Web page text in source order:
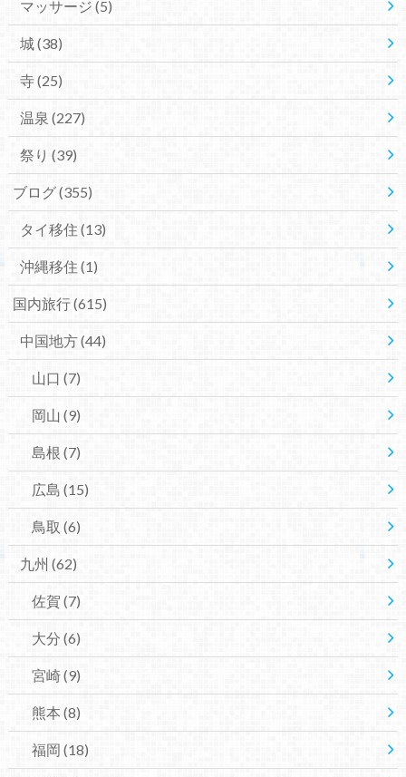
マッサージ (5)
城(38)
寺(25)
温泉 (227)
祭り (39)
ブログ(355)
タイ移住 (13)
沖縄移住 (1)
国内旅行(615)
中国地方(44)
山口 (7)
岡山 (9)
島根 (7)
広島 (15)
鳥取 (6)
九州 (62)
佐賀 (7)
大分 (6)
宮崎(9)
熊本 (8)
福岡 (18)